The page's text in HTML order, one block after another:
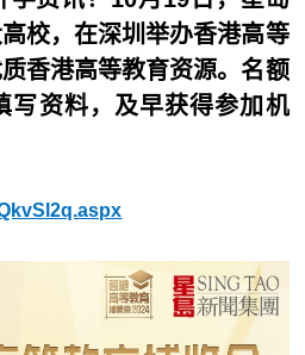
校，在深圳举办香港高等
香港高等教育资源。名额
写资料，及早获得参加机